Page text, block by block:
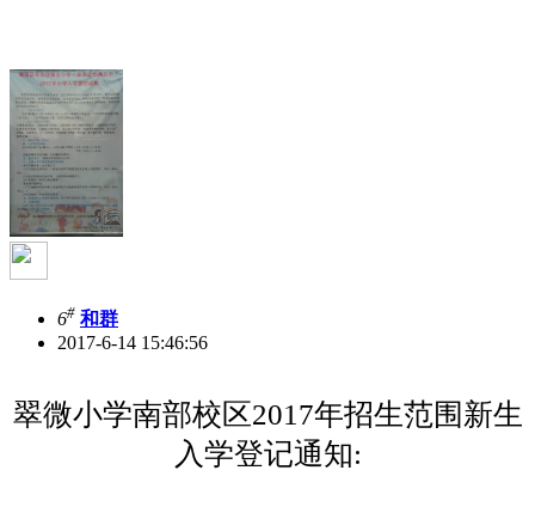
6# 和群
2017-6-14 15:46:56
翠微小学南部校区2017年招生范围新生
入学登记通知: